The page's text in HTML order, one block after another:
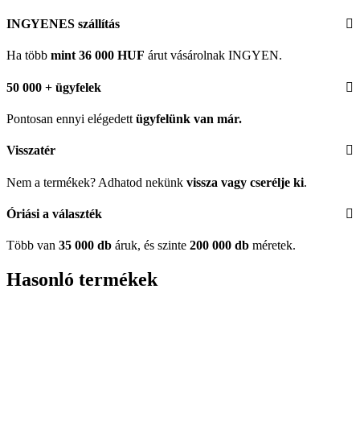
INGYENES szállítás
Ha több mint 36 000 HUF árut vásárolnak INGYEN.
50 000 + ügyfelek
Pontosan ennyi elégedett ügyfelünk van már.
Visszatér
Nem a termékek? Adhatod nekünk vissza vagy cserélje ki.
Óriási a választék
Több van 35 000 db áruk, és szinte 200 000 db méretek.
Hasonló termékek